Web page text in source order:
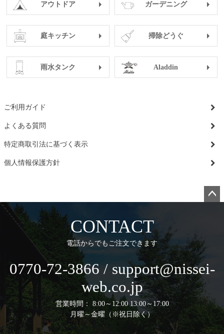
アウトドア ガーデニング
庭キッチン 掃除どうぐ
雨水タンク Aladdin
ご利用ガイド
よくある質問
特定商取引法に基づく表示
個人情報保護方針
へ
CONTACT
電話からでもご注文できます
0770-72-3866 / support@nissei-
web.co.jp
営業時間： 8:00～12:00 13:00～17:00
月曜～金曜（※祝日除く）